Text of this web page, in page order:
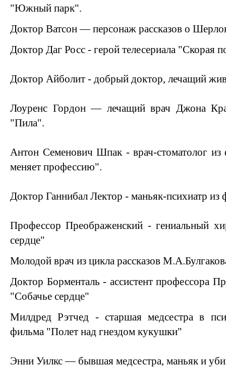
"Южный парк".
Доктор Ватсон — персонаж рассказов о
Доктор Даг Росс - герой телесериала "Скорая
Доктор Айболит - добрый доктор, лечащий
Лоуренс Гордон — лечащий врач Джона
"Пила".
Антон Семенович Шпак - врач-стоматолог
меняет профессию".
Доктор Ганнибал Лектор - маньяк-психиатр
Профессор Преображенский - гениальный
сердце"
Молодой врач из цикла рассказов
Доктор Борменталь - ассистент профессора
"Собачье сердце"
Милдред Рэтчед - старшая медсестра в
фильма "Полет над гнездом кукушки"
Энни Уилкс — бывшая медсестра, маньяк и